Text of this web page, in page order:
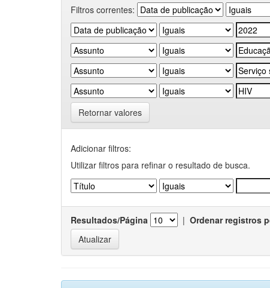
Filtros correntes:
Retornar valores
Adicionar filtros:
Utilizar filtros para refinar o resultado de busca.
Resultados/Página | Ordenar registros